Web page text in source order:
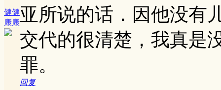
健健
康康亚所说的话．因他没有
交代的很清楚，我真是
罪。
回复